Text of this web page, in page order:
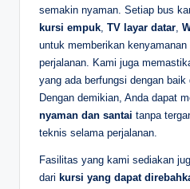
semakin nyaman. Setiap bus
kursi empuk, TV layar datar,
untuk memberikan
perjalanan. Kami juga
yang ada berfungsi dengan
Dengan demikian, Anda dapat
nyaman dan santai tanpa
teknis selama perjalanan.
Fasilitas yang kami sediakan
dari kursi yang dapat